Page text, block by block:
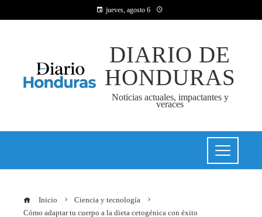
jueves, agosto 6
DIARIO DE
HONDURAS
Noticias actuales, impactantes y
veraces
Inicio
Ciencia y tecnología
Cómo adaptar tu cuerpo a la dieta cetogénica con éxito